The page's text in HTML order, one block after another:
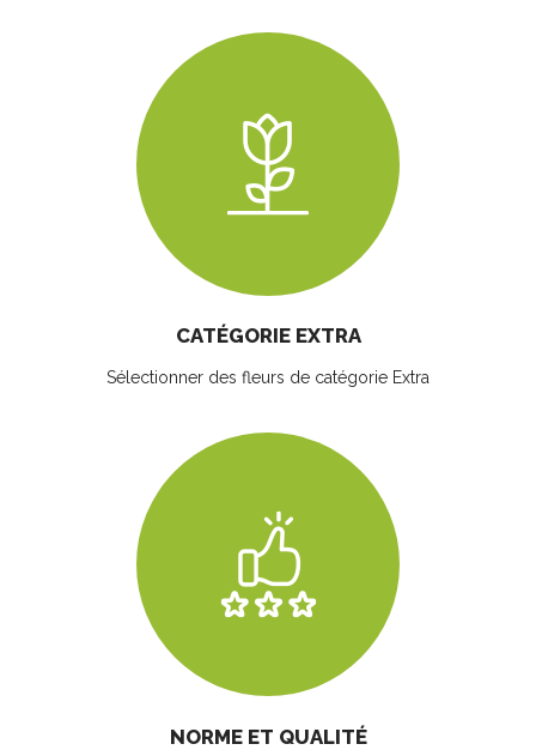
CATÉGORIE EXTRA
Sélectionner des fleurs de catégorie Extra
NORME ET QUALITÉ